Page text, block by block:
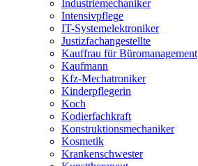
Industriemechaniker
Intensivpflege
IT-Systemelektroniker
Justizfachangestellte
Kauffrau für Büromanagement
Kaufmann
Kfz-Mechatroniker
Kinderpflegerin
Koch
Kodierfachkraft
Konstruktionsmechaniker
Kosmetik
Krankenschwester